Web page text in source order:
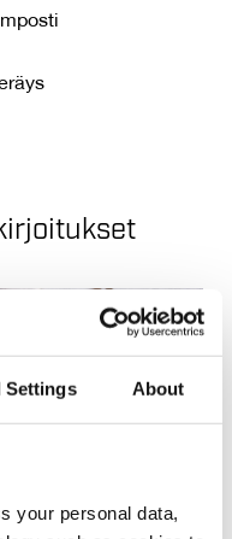
Settings About
your personal data,